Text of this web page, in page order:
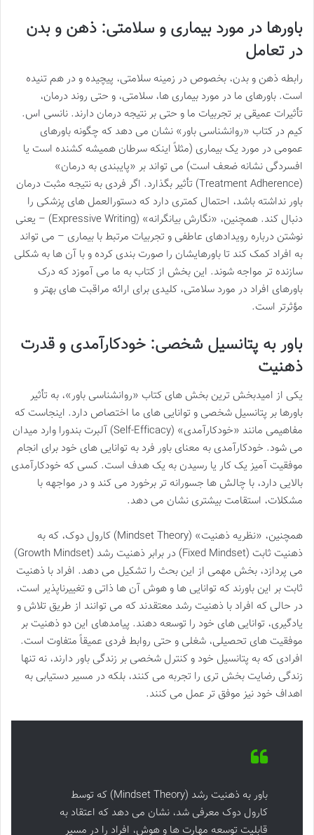
باورها در مورد بیماری و سلامتی: ذهن و بدن
در تعامل
رابطه ذهن و بدن، بخصوص در زمینه سلامتی، پیچیده و در هم تنیده
است. باورهای ما در مورد بیماری ها، سلامتی، و حتی روند درمان،
تأثیرات عمیقی بر تجربیات ما و حتی بر نتیجه درمان دارند. نانسی اس.
کیم در کتاب «روانشناسی باور» نشان می دهد که چگونه باورهای
عمومی در مورد یک بیماری (مثلاً اینکه سرطان همیشه کشنده است یا
افسردگی نشانه ضعف است) می تواند بر «پایبندی به درمان»
(Treatment Adherence) تأثیر بگذارد. اگر فردی به نتیجه مثبت درمان
باور نداشته باشد، احتمال کمتری دارد که دستورالعمل های پزشکی را
دنبال کند. همچنین، «نگارش بیانگرانه» (Expressive Writing) – یعنی
نوشتن درباره رویدادهای عاطفی و تجربیات مرتبط با بیماری – می تواند
به افراد کمک کند تا باورهایشان را صورت بندی کرده و با آن ها به شکلی
سازنده تر مواجه شوند. این بخش از کتاب به ما می آموزد که درک
باورهای افراد در مورد سلامتی، کلیدی برای ارائه مراقبت های بهتر و
مؤثرتر است.
باور به پتانسیل شخصی: خودکارآمدی و قدرت
ذهنیت
یکی از امیدبخش ترین بخش های کتاب «روانشناسی باور»، به تأثیر
باورها بر پتانسیل شخصی و توانایی های ما اختصاص دارد. اینجاست که
مفاهیمی مانند «خودکارآمدی» (Self-Efficacy) آلبرت بندورا وارد میدان
می شود. خودکارآمدی به معنای باور فرد به توانایی های خود برای انجام
موفقیت آمیز یک کار یا رسیدن به یک هدف است. کسی که خودکارآمدی
بالایی دارد، با چالش ها جسورانه تر برخورد می کند و در مواجهه با
مشکلات، استقامت بیشتری نشان می دهد.
همچنین، «نظریه ذهنیت» (Mindset Theory) کارول دوک، که به
ذهنیت ثابت (Fixed Mindset) در برابر ذهنیت رشد (Growth Mindset)
می پردازد، بخش مهمی از این بحث را تشکیل می دهد. افراد با ذهنیت
ثابت بر این باورند که توانایی ها و هوش آن ها ذاتی و تغییرناپذیر است،
در حالی که افراد با ذهنیت رشد معتقدند که می توانند از طریق تلاش و
یادگیری، توانایی های خود را توسعه دهند. پیامدهای این دو ذهنیت بر
موفقیت های تحصیلی، شغلی و حتی روابط فردی عمیقاً متفاوت است.
افرادی که به پتانسیل خود و کنترل شخصی بر زندگی باور دارند، نه تنها
زندگی رضایت بخش تری را تجربه می کنند، بلکه در مسیر دستیابی به
اهداف خود نیز موفق تر عمل می کنند.
باور به ذهنیت رشد (Mindset Theory) که توسط
کارول دوک معرفی شد، نشان می دهد که اعتقاد به
قابلیت توسعه مهارت ها و هوش، افراد را در مسیر